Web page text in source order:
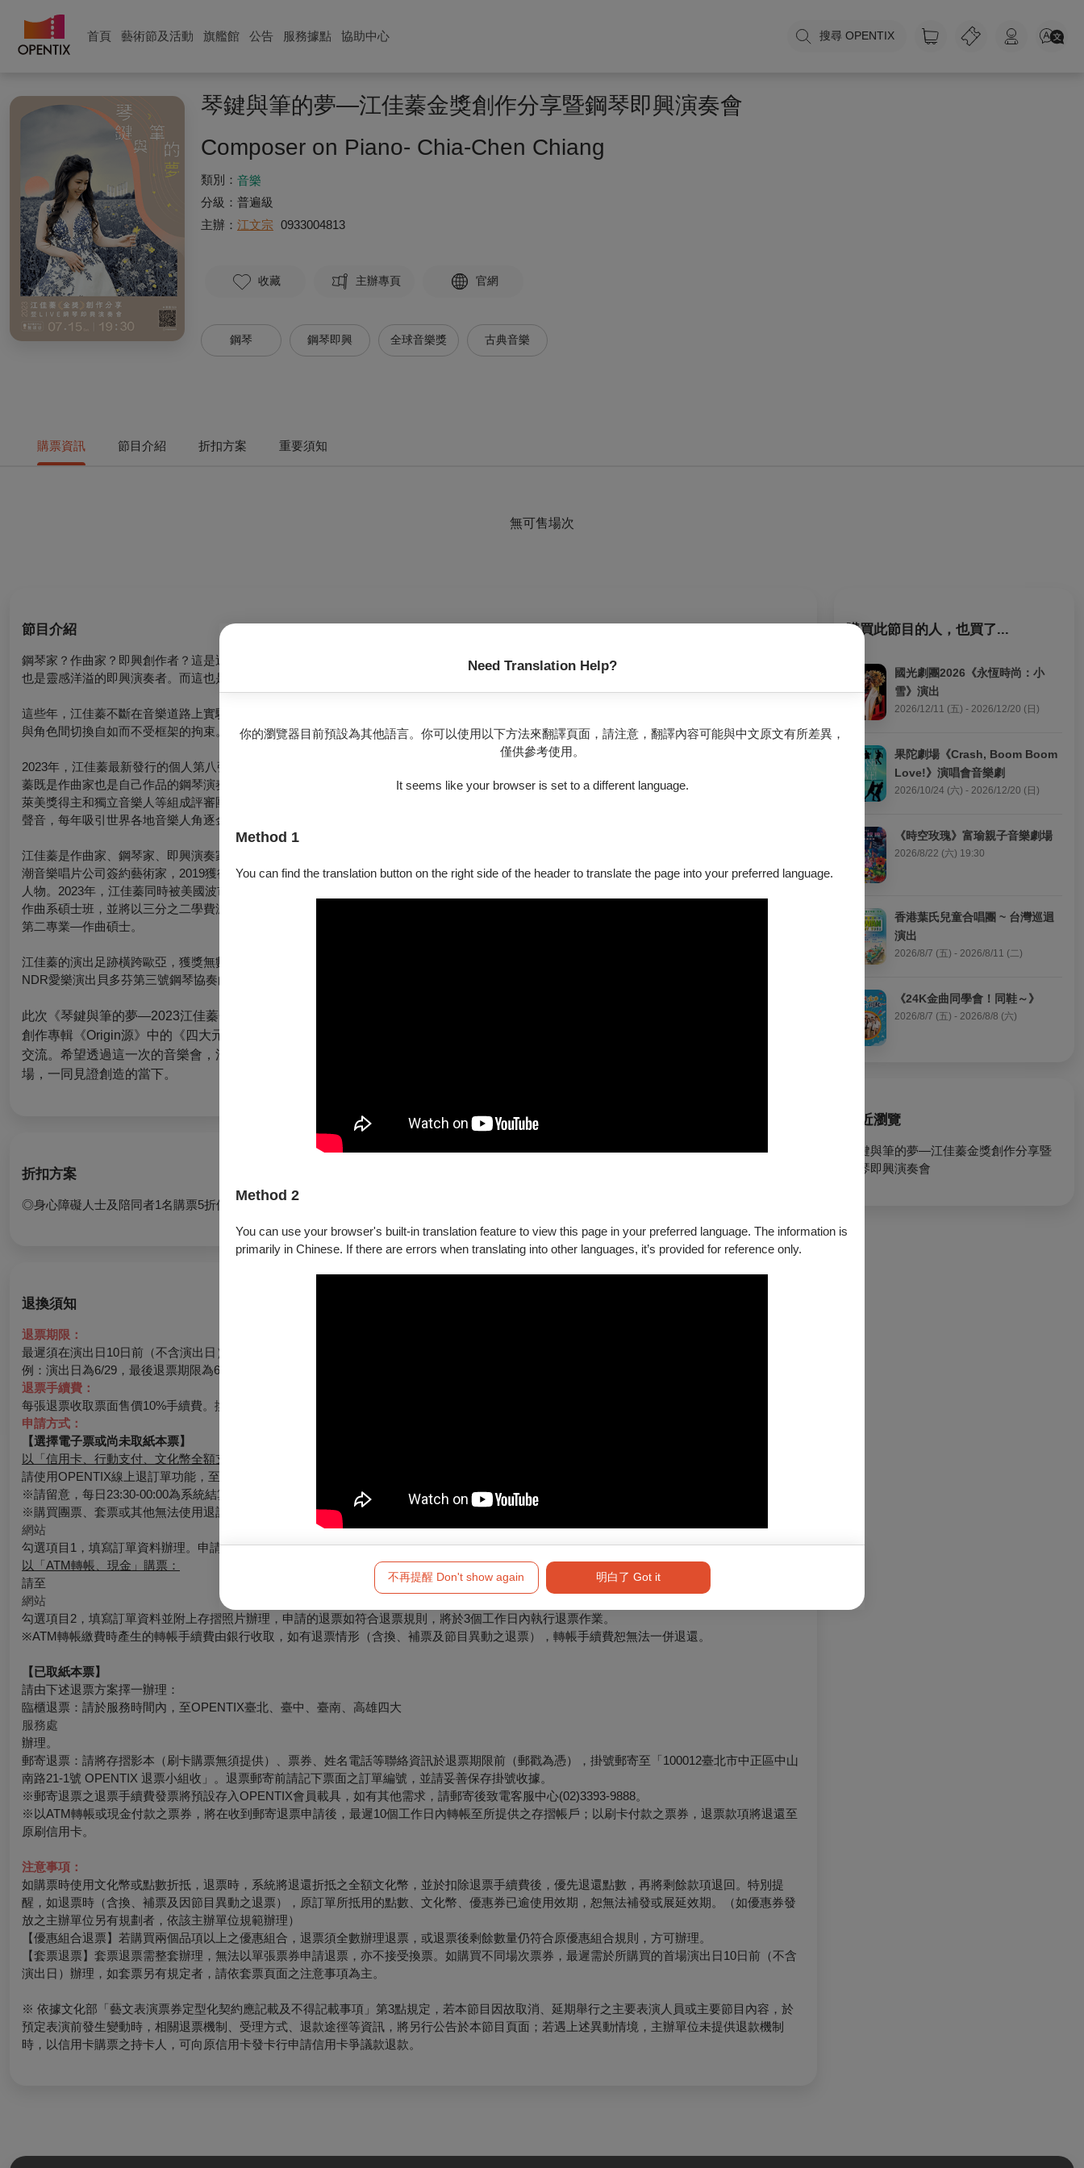
首頁 藝術節及活動 旗艦館 公告 服務據點 協助中心 搜尋 OPENTIX
Need Translation Help?
你的瀏覽器目前預設為其他語言。你可以使用以下方法來翻譯頁面，請注意，翻譯內容可能與中文原文有所差異，
僅供參考使用。
It seems like your browser is set to a different language.
Method 1
You can find the translation button on the right side of the header to translate the page into your preferred language.
Method 2
You can use your browser's built-in translation feature to view this page in your preferred language. The information is
primarily in Chinese. If there are errors when translating into other languages, it’s provided for reference only.
不再提醒 Don't show again 明白了 Got it
琴鍵與筆的夢—江佳蓁金獎創作分享暨鋼琴即興演奏會
Composer on Piano- Chia-Chen Chiang
類別： 音樂
分級： 普遍級
主辦： 江文宗 0933004813
收藏 主辦專頁 官網
鋼琴 鋼琴即興 全球音樂獎 古典音樂
購票資訊 節目介紹 折扣方案 重要須知
無可售場次
節目介紹
鋼琴家？作曲家？即興創作者？這是近一兩百年來，才漸漸流行的劃分。而在巴哈仍在世的年代，一個好的音樂家可以同時是作曲家、鍵盤演奏家
也是靈感洋溢的即興演奏者。而這也是江佳蓁的音樂信仰。
這些年，江佳蓁不斷在音樂道路上實驗、拓寬各種創作可能性。她認為藝術源於自由的靈魂和對生命的深度體驗。與此同時，她在藝術的不同維度
與角色間切換自如而不受框架的拘束。
2023年，江佳蓁最新發行的個人第八張專輯——古典創作專輯《Origin源》剛推出即獲全球音樂獎(Global Music Award)金獎。在這張專輯中，江佳
蓁既是作曲家也是自己作品的鋼琴演奏者，反映了她這些年在古典音樂中多層面領域的深耕與探索成果。全球音樂獎座標美國加州，由作曲家、葛
萊美獎得主和獨立音樂人等組成評審團定期評選全球獨立音樂製作作品，從每期幾百份作品中評選出金銀銅佳作，旨在發掘與推廣更加多元獨特的
聲音，每年吸引世界各地音樂人角逐金獎榮譽，在全球範圍極具有指標性意義。
江佳蓁是作曲家、鋼琴家、即興演奏家，16歲跳級就讀德國漢諾威音樂、戲劇與傳媒大學，獲得最高演奏家文憑（同等博士學位），並成為台灣風
潮音樂唱片公司簽約藝術家，2019獲得德國Dr. Eva Maria Zbick青年藝術家獎，並獲選《Prestige》雜誌臺灣2016年度首屆「40 Under 40」風雲榜
人物。2023年，江佳蓁同時被美國波市頓新英格蘭音樂學院、舊金山音樂學院、紐約曼尼斯音樂學院和布魯克林音樂學院等四所著名音樂學院錄取
作曲系碩士班，並將以三分之二學費減免之高額獎學金選擇舊金山音樂學院就讀，即將於今年八月於美國展開人生新旅程，繼鋼琴博士後繼續攻讀
第二專業—作曲碩士。
江佳蓁的演出足跡橫跨歐亞，獲獎無數。20歲即在台北國家演奏廳開鋼琴獨奏會，演出全本巴哈郭德堡變奏曲，21歲時作為鋼琴家與德國漢諾威
NDR愛樂演出貝多芬第三號鋼琴協奏曲。2020年起由風潮音樂發行其七張純即興鋼琴專輯。極具個人特色的即興與創作受無數粉絲喜愛。
此次《琴鍵與筆的夢—2023江佳蓁金獎創作分享暨live鋼琴即興演奏會》，江佳蓁將在上半場首次為台灣樂迷朋友們現場演奏選自其金獎
創作專輯《Origin源》中的《四大元素奏鳴曲》，並分享創作者的心路歷程。下半場風格一變，為大家獻上Live現場鋼琴即興，與聽眾問答
交流。希望透過這一次的音樂會，江佳蓁可以與大家分享創作純粹的喜悅以及藝術表達不受形式拘束的無窮可能性。邀請您一起來到現
場，一同見證創造的當下。
折扣方案
◎身心障礙人士及陪同者1名購票5折優待，入場時應出示身心障礙手冊，陪同者與身障者需同時入場
退換須知
退票期限：
最遲須在演出日10日前（不含演出日）辦理，逾期無法受理。
例：演出日為6/29，最後退票期限為6/19。
退票手續費：
每張退票收取票面售價10%手續費。換票視同退票，需退票後重新購買。
申請方式：
【選擇電子票或尚未取紙本票】
以「信用卡、行動支付、文化幣全額支付」購票：
請使用OPENTIX線上退訂單功能，至會員＞訂單紀錄＞點入要退訂的訂單，按下「退訂單」勾選欲退項目，線上完成退訂。
※請留意，每日23:30-00:00為系統結算期間暫停服務。請務必留意退票期限，提前申請。
※購買團票、套票或其他無法使用退訂單功能時，請至
網站
勾選項目1，填寫訂單資料辦理。申請的退票如符合退票規則，將於3個工作日內執行退票作業。
以「ATM轉帳、現金」購票：
請至
網站
勾選項目2，填寫訂單資料並附上存摺照片辦理，申請的退票如符合退票規則，將於3個工作日內執行退票作業。
※ATM轉帳繳費時產生的轉帳手續費由銀行收取，如有退票情形（含換、補票及節目異動之退票），轉帳手續費恕無法一併退還。
【已取紙本票】
請由下述退票方案擇一辦理：
臨櫃退票：請於服務時間內，至OPENTIX臺北、臺中、臺南、高雄四大
服務處
辦理。
郵寄退票：請將存摺影本（刷卡購票無須提供）、票券、姓名電話等聯絡資訊於退票期限前（郵戳為憑），掛號郵寄至「100012臺北市中正區中山
南路21-1號 OPENTIX 退票小組收」。退票郵寄前請記下票面之訂單編號，並請妥善保存掛號收據。
※郵寄退票之退票手續費發票將預設存入OPENTIX會員載具，如有其他需求，請郵寄後致電客服中心(02)3393-9888。
※以ATM轉帳或現金付款之票券，將在收到郵寄退票申請後，最遲10個工作日內轉帳至所提供之存摺帳戶；以刷卡付款之票券，退票款項將退還至
原刷信用卡。
注意事項：
如購票時使用文化幣或點數折抵，退票時，系統將退還折抵之全額文化幣，並於扣除退票手續費後，優先退還點數，再將剩餘款項退回。特別提
醒，如退票時（含換、補票及因節目異動之退票），原訂單所抵用的點數、文化幣、優惠券已逾使用效期，恕無法補發或展延效期。（如優惠券發
放之主辦單位另有規劃者，依該主辦單位規範辦理）
【優惠組合退票】若購買兩個品項以上之優惠組合，退票須全數辦理退票，或退票後剩餘數量仍符合原優惠組合規則，方可辦理。
【套票退票】套票退票需整套辦理，無法以單張票券申請退票，亦不接受換票。如購買不同場次票券，最遲需於所購買的首場演出日10日前（不含
演出日）辦理，如套票另有規定者，請依套票頁面之注意事項為主。
※ 依據文化部「藝文表演票券定型化契約應記載及不得記載事項」第3點規定，若本節目因故取消、延期舉行之主要表演人員或主要節目內容，於
預定表演前發生變動時，相關退票機制、受理方式、退款途徑等資訊，將另行公告於本節目頁面；若遇上述異動情境，主辦單位未提供退款機制
時，以信用卡購票之持卡人，可向原信用卡發卡行申請信用卡爭議款退款。
購買此節目的人，也買了...
國光劇團2026《永恆時尚：小
雪》演出
2026/12/11 (五) - 2026/12/20 (日)
果陀劇場《Crash, Boom Boom
Love!》演唱會音樂劇
2026/10/24 (六) - 2026/12/20 (日)
《時空玫瑰》富瑜親子音樂劇場
2026/8/22 (六) 19:30
香港葉氏兒童合唱團 ~ 台灣巡迴
演出
2026/8/7 (五) - 2026/8/11 (二)
《24K金曲同學會！同鞋～》
2026/8/7 (五) - 2026/8/8 (六)
最近瀏覽
琴鍵與筆的夢—江佳蓁金獎創作分享暨
鋼琴即興演奏會